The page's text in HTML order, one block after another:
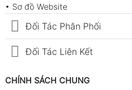
• Sơ đồ Website
Đối Tác Phân Phối
Đối Tác Liên Kết
CHÍNH SÁCH CHUNG